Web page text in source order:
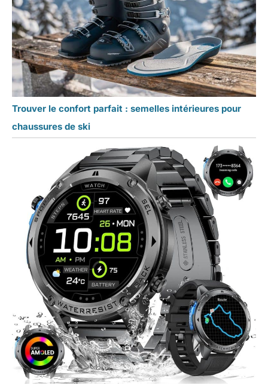
le travail pour vous!
Trouver le confort parfait : semelles intérieures pour
chaussures de ski